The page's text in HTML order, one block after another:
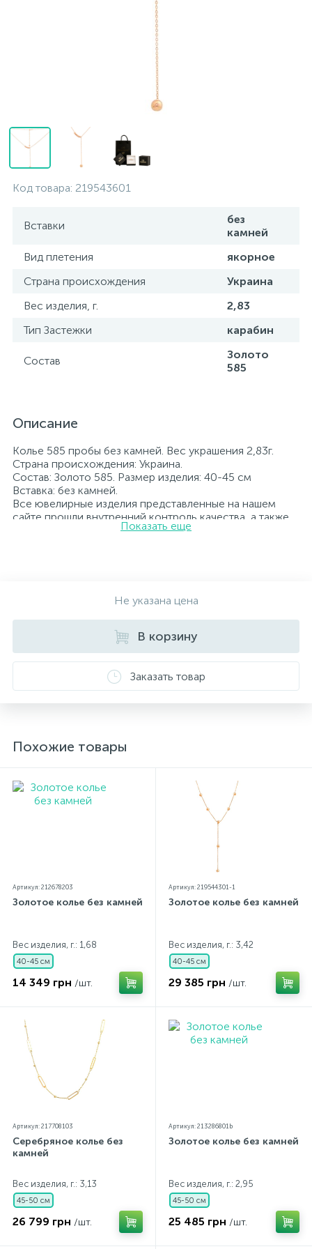
Код товара: 219543601
Вставки
без
камней
Вид плетения
якорное
Страна происхождения
Украина
Вес изделия, г.
2,83
Тип Застежки
карабин
Состав
Золото
585
Описание
Колье 585 пробы без камней. Вес украшения 2,83г.
Страна происхождения: Украина.
Состав: Золото 585. Размер изделия: 40-45 см
Вставка: без камней.
Все ювелирные изделия представленные на нашем
сайте прошли внутренний контроль качества, а также
контроль государственной пробирной службой
незначительно отличаться от реальных из-за
особенностей цветопередачи экрана
Показать еще
Не указана цена
В корзину
Заказать товар
Похожие товары
Артикул: 212678203
Золотое колье без камней
Вес изделия, г.: 1,68
40-45 см
14 349 грн /шт.
Артикул: 219544301-1
Золотое колье без камней
Вес изделия, г.: 3,42
40-45 см
29 385 грн /шт.
Артикул: 217708103
Серебряное колье без
камней
Вес изделия, г.: 3,13
45-50 см
26 799 грн /шт.
Артикул: 213286801b
Золотое колье без камней
Вес изделия, г.: 2,95
45-50 см
25 485 грн /шт.
Серебряные цепочки
Серебряные аксессуары
Серебряные сувениры